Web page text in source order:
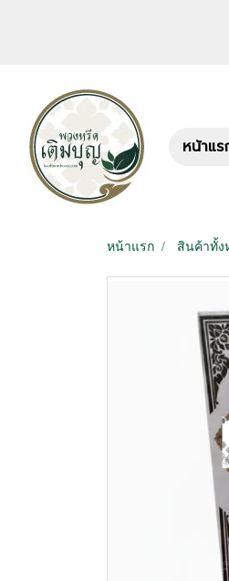
ร้านพวงหรีด
หน้าแร
หน้าแรก สินค้าทั้ง